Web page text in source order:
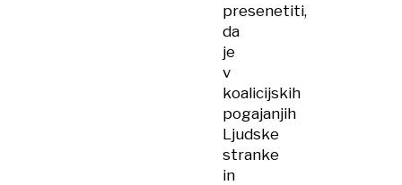
presenetiti,
da
je
v
koalicijskih
pogajanjih
Ljudske
stranke
in